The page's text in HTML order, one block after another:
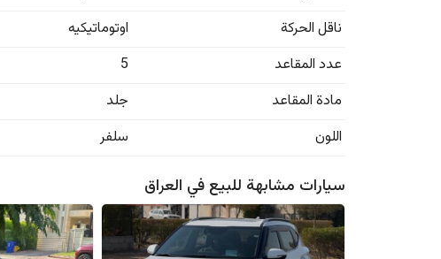
ناقل الحركة
اوتوماتيكيه
عدد المقاعد
5
مادة المقاعد
جلد
اللون
سلفر
سيارات مشابهة للبيع في العراق